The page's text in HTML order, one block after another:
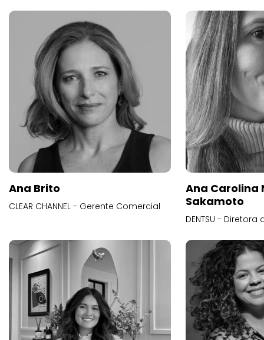
Ana Brito
CLEAR CHANNEL - Gerente Comercial
Ana Carolina
Sakamoto
DENTSU -